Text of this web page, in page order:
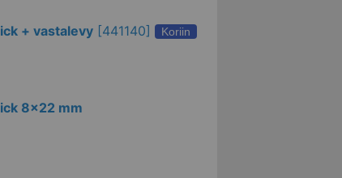
+ vastalevy[441140] Koriin
8x22 mm